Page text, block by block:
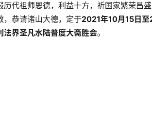
代祖师恩德，利益十方，祈国家繁荣昌
，恭请诸山大德，定于2021年10月15日
法界圣凡水陆普度大斋胜会。